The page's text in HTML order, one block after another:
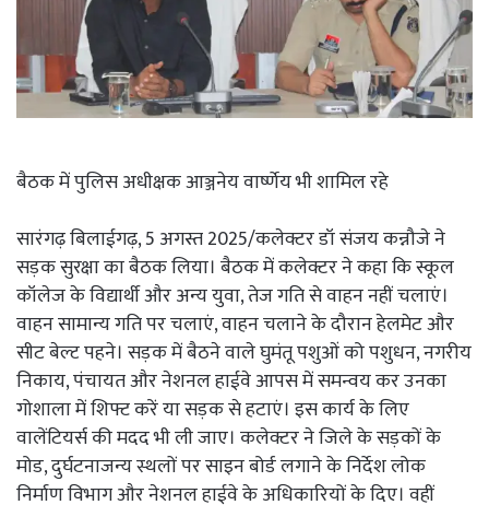
बैठक में पुलिस अधीक्षक आञ्जनेय वार्ष्णेय भी शामिल रहे
सारंगढ़ बिलाईगढ़, 5 अगस्त 2025/कलेक्टर डॉ संजय कन्नौजे ने
सड़क सुरक्षा का बैठक लिया। बैठक में कलेक्टर ने कहा कि स्कूल
कॉलेज के विद्यार्थी और अन्य युवा, तेज गति से वाहन नहीं चलाएं।
वाहन सामान्य गति पर चलाएं, वाहन चलाने के दौरान हेलमेट और
सीट बेल्ट पहने। सड़क में बैठने वाले घुमंतू पशुओं को पशुधन, नगरीय
निकाय, पंचायत और नेशनल हाईवे आपस में समन्वय कर उनका
गोशाला में शिफ्ट करें या सड़क से हटाएं। इस कार्य के लिए
वालेंटियर्स की मदद भी ली जाए। कलेक्टर ने जिले के सड़कों के
मोड, दुर्घटनाजन्य स्थलों पर साइन बोर्ड लगाने के निर्देश लोक
निर्माण विभाग और नेशनल हाईवे के अधिकारियों के दिए। वहीं